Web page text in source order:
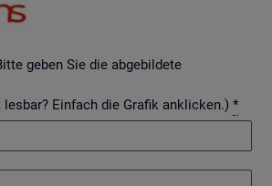
geben Sie die abgebildete
Einfach die Grafik anklicken.) *